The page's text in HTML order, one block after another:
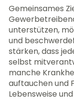
Gemeinsames
unterstützen,
und
stärken, dass
selbst
manche
auftauchen und
Lebensweise